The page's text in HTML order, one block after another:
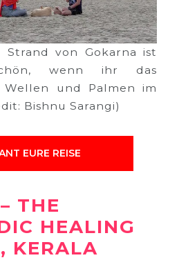
Strand von Gokarna ist
wenn ihr das
Wellen und Palmen im
Bishnu Sarangi)
EURE REISE
THE
HEALING
KERALA